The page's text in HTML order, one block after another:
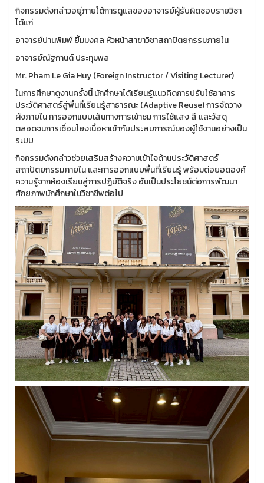
กิจกรรมดังกล่าวอยู่ภายใต้การดูแลของอาจารย์ผู้รับผิดชอบรายวิชา
ได้แก่
อาจารย์ปานพิมพ์ ยิ้มมงคล หัวหน้าสาขาวิชาสถาปัตยกรรมภายใน
อาจารย์ณัฐกานต์ ประทุมพล
Mr. Pham Le Gia Huy (Foreign Instructor / Visiting Lecturer)
ในการศึกษาดูงานครั้งนี้ นักศึกษาได้เรียนรู้แนวคิดการปรับใช้อาคาร
ประวัติศาสตร์สู่พื้นที่เรียนรู้สาธารณะ (Adaptive Reuse) การจัดวาง
ผังภายใน การออกแบบเส้นทางการเข้าชม การใช้แสง สี และวัสดุ
ตลอดจนการเชื่อมโยงเนื้อหาเข้ากับประสบการณ์ของผู้ใช้งานอย่างเป็น
ระบบ
กิจกรรมดังกล่าวช่วยเสริมสร้างความเข้าใจด้านประวัติศาสตร์
สถาปัตยกรรมภายใน และการออกแบบพื้นที่เรียนรู้ พร้อมต่อยอดองค์
ความรู้จากห้องเรียนสู่การปฏิบัติจริง อันเป็นประโยชน์ต่อการพัฒนา
ศักยภาพนักศึกษาในวิชาชีพต่อไป